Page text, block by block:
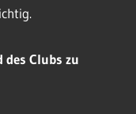
des Clubs zu